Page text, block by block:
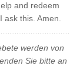
and redeem
this. Amen.
werden von
Sie bitte an